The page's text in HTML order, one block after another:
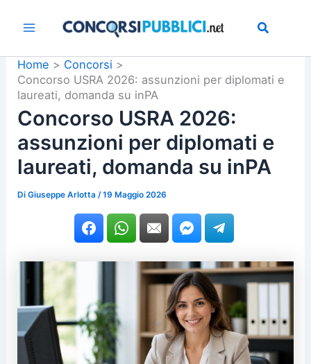
Home
Concorsi
Concorso USRA 2026: assunzioni per diplomati e
laureati, domanda su inPA
Concorso USRA 2026:
assunzioni per diplomati e
laureati, domanda su inPA
DiGiuseppe Arlotta /19 Maggio 2026